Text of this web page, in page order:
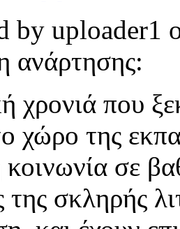
by uploader1
ανάρτησης:
χρονιά που
χώρο της
κοινωνία σε
της σκληρής